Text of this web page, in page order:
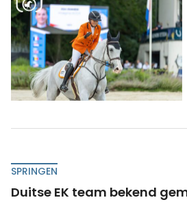
SPRINGEN
Duitse EK team bekend